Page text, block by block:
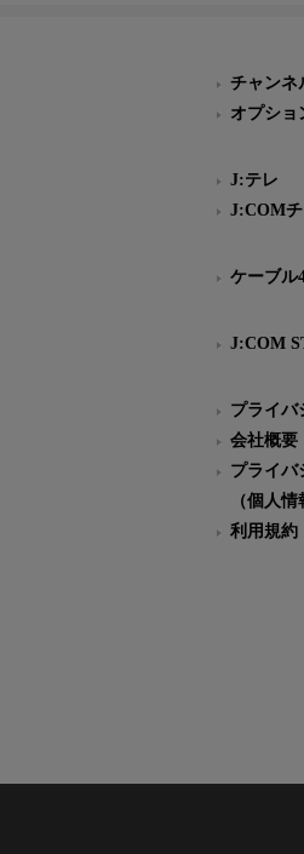
チャンネ
オプショ
J:テレ
J:COM
ケーブル
J:COM
プライバ
会社概要
プライバ
（個人
利用規約